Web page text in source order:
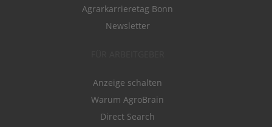
Agrarkarrieretag Bonn
Newsletter
Anzeige schalten
Warum AgroBrain
Direct Search